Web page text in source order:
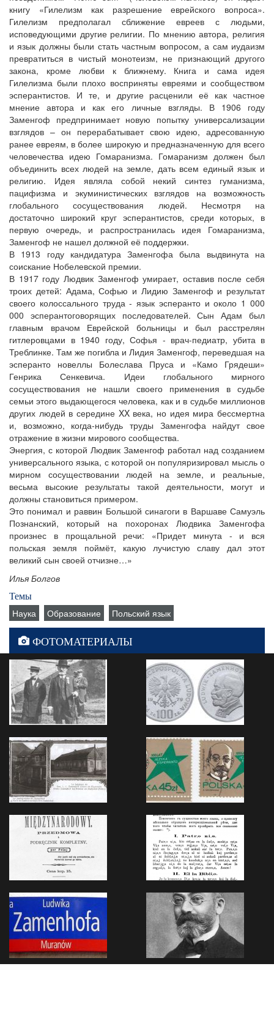
книгу «Гилелизм как разрешение еврейского вопроса».
Гилелизм предполагал сближение евреев с людьми,
исповедующими другие религии. По мнению автора, религия
и язык должны были стать частным вопросом, а сам иудаизм
превратиться в чистый монотеизм, не признающий другого
закона, кроме любви к ближнему. Книга и сама идея
Гилелизма были плохо восприняты евреями и сообществом
эсперантистов. И те, и другие расценили её как частное
мнение автора и как его личные взгляды. В 1906 году
Заменгоф предпринимает новую попытку универсализации
взглядов – он перерабатывает свою идею, адресованную
ранее евреям, в более широкую и предназначенную для всего
человечества идею Гомаранизма. Гомаранизм должен был
объединить всех людей на земле, дать всем единый язык и
религию. Идея являла собой некий синтез гуманизма,
пацифизма и экуминистических взглядов на возможность
глобального сосуществования людей. Несмотря на
достаточно широкий круг эсперантистов, среди которых, в
первую очередь, и распространилась идея Гомаранизма,
Заменгоф не нашел должной её поддержки.
В 1913 году кандидатура Заменгофа была выдвинута на
соискание Нобелевской премии.
В 1917 году Людвик Заменгоф умирает, оставив после себя
троих детей: Адама, Софью и Лидию Заменгоф и результат
своего колоссального труда - язык эсперанто и около 1 000
000 эсперантоговорящих последователей. Сын Адам был
главным врачом Еврейской больницы и был расстрелян
гитлеровцами в 1940 году, Софья - врач-педиатр, убита в
Треблинке. Там же погибла и Лидия Заменгоф, переведшая на
эсперанто новеллы Болеслава Пруса и «Камо Грядеши»
Генрика Сенкевича. Идеи глобального мирного
сосуществования не нашли своего применения в судьбе
семьи этого выдающегося человека, как и в судьбе миллионов
других людей в середине XX века, но идея мира бессмертна
и, возможно, когда-нибудь труды Заменгофа найдут свое
отражение в жизни мирового сообщества.
Энергия, с которой Людвик Заменгоф работал над созданием
универсального языка, с которой он популяризировал мысль о
мирном сосуществовании людей на земле, и реальные,
весьма высокие результаты такой деятельности, могут и
должны становиться примером.
Это понимал и раввин Большой синагоги в Варшаве Самуэль
Познанский, который на похоронах Людвика Заменгофа
произнес в прощальной речи: «Придет минута - и вся
польская земля поймёт, какую лучистую славу дал этот
великий сын своей отчизне…»
Илья Болгов
Темы
Наука Образование Польский язык
ФОТОМАТЕРИАЛЫ